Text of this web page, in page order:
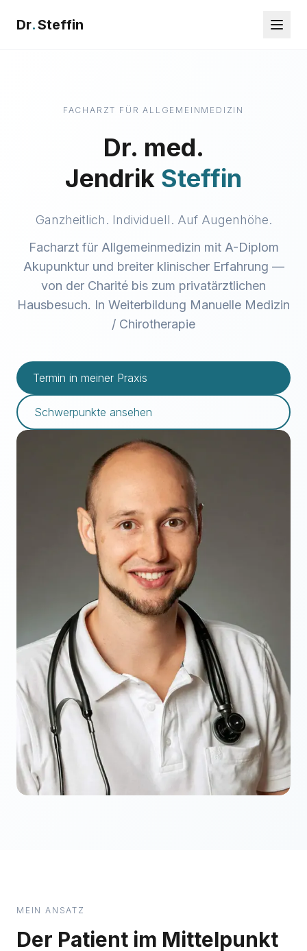
Dr.Steffin
FACHARZT FÜR ALLGEMEINMEDIZIN
Dr. med.
Jendrik Steffin
Ganzheitlich. Individuell. Auf Augenhöhe.
Facharzt für Allgemeinmedizin mit A-Diplom
Akupunktur und breiter klinischer Erfahrung —
von der Charité bis zum privatärztlichen
Hausbesuch. In Weiterbildung Manuelle Medizin
/ Chirotherapie
Termin in meiner Praxis
Schwerpunkte ansehen
MEIN ANSATZ
Der Patient im Mittelpunkt